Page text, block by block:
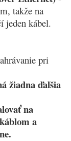
takže na
jeden kábel.
pri
žiadna ďalšia
na
a